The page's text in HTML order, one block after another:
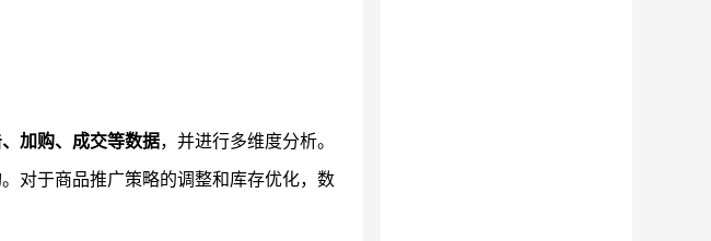
加购、成交等数据，并进行多维度分析。
对于商品推广策略的调整和库存优化，数